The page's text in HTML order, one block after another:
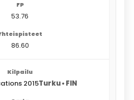
53.76
86.60
2015Turku • FIN